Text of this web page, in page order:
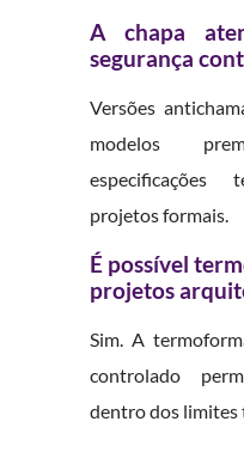
A chapa
segurança
Versões
modelos
especificações
projetos formais.
É possível
projetos
Sim. A
controlado
dentro dos limites